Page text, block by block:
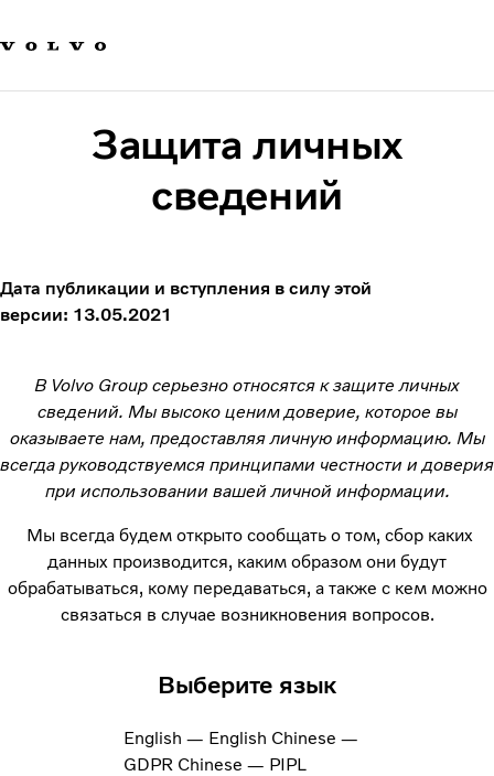
Sustainable Transportation
Careers
Investors
Suppliers
Защита личных
сведений
Дата публикации и вступления в силу этой
версии: 13.05.2021
В Volvo Group серьезно относятся к защите личных
сведений. Мы высоко ценим доверие, которое вы
оказываете нам, предоставляя личную информацию. Мы
всегда руководствуемся принципами честности и доверия
при использовании вашей личной информации.
Мы всегда будем открыто сообщать о том, сбор каких
данных производится, каким образом они будут
обрабатываться, кому передаваться, а также с кем можно
связаться в случае возникновения вопросов.
Выберите язык
English — English Chinese —
GDPR Chinese — PIPL